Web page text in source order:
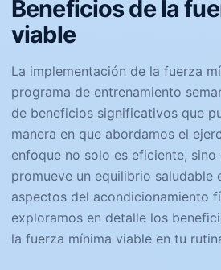
Beneficios de la
viable
La implementación de la fuerza
programa de entrenamiento
de beneficios significativos que
manera en que abordamos el
enfoque no solo es eficiente, sino
promueve un equilibrio saludable
aspectos del acondicionamiento
exploramos en detalle los
la fuerza mínima viable en tu